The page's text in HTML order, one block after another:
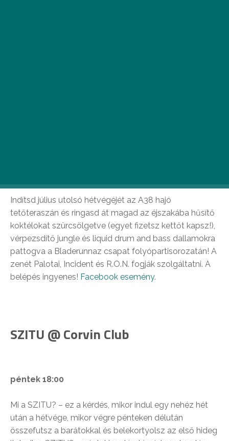
Indítsd július utolsó hétvégéjét az A38 hajó
tetőteraszán és ringasd át magad az éjszakába hűsítő
koktélokat szürcsölgetve (egyet fizetsz kettőt kapsz!),
vérpezsdítő jungle és liquid drum and bass dallamokra
pattogva a Bladerunnaz csapat folyópartisorozatán! A
zenét Palotai, Incident és R.O.N. fogják szolgáltatni. A
belépés ingyenes! Facebook esemény.
SZITU @ Corvin Club
péntek 18:00
Mi a SZITU? – ez a kérdés, mikor indul egy nehéz hét
után a hétvége, mikor végre pénteken délután
összefutsz a barátokkal és belekortyolsz az első hideg